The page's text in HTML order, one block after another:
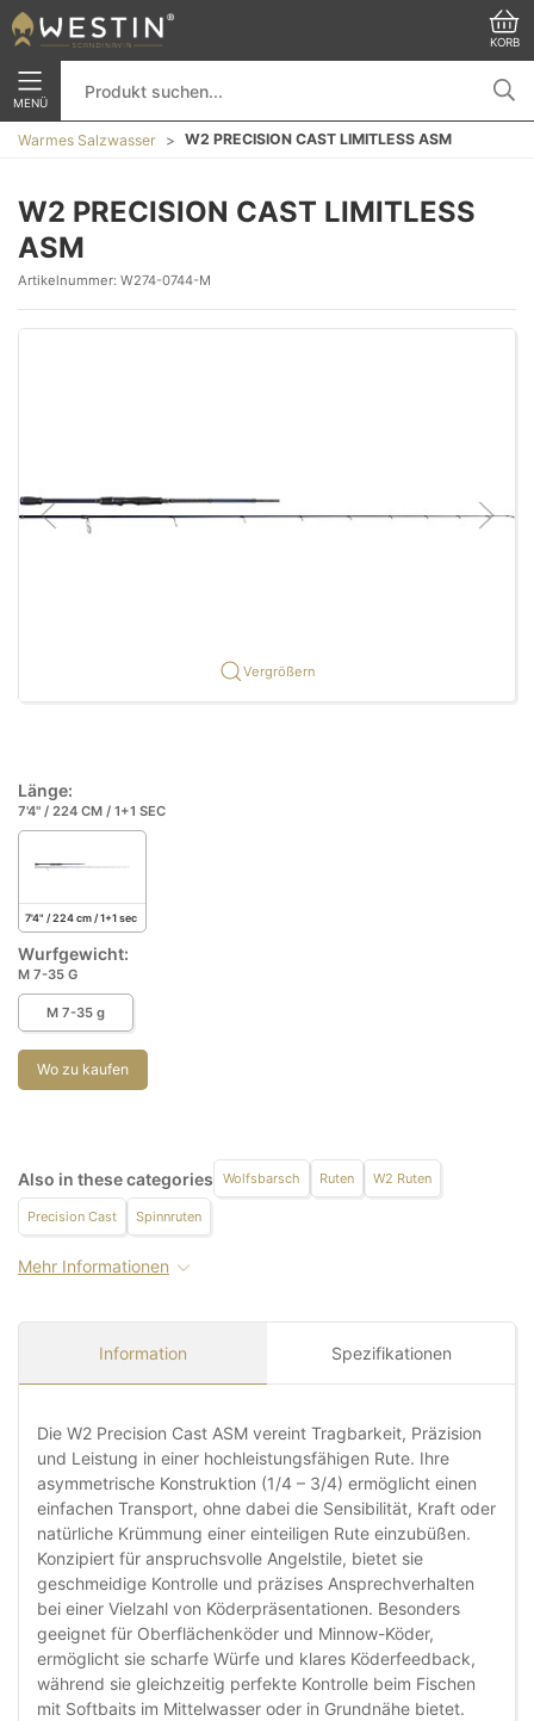
KORB
MENÜ
Warmes Salzwasser W2 PRECISION CAST LIMITLESS ASM
W2 PRECISION CAST LIMITLESS
ASM
Artikelnummer: W274-0744-M
Vergrößern
Länge:
7'4" / 224 CM / 1+1 SEC
7'4" / 224 cm / 1+1 sec
Wurfgewicht:
M 7-35 G
M 7-35 g
Wo zu kaufen
Also in these categories Wolfsbarsch Ruten W2 Ruten
Precision Cast Spinnruten
Mehr Informationen
Information Spezifikationen
Die W2 Precision Cast ASM vereint Tragbarkeit, Präzision
und Leistung in einer hochleistungsfähigen Rute. Ihre
asymmetrische Konstruktion (1/4 – 3/4) ermöglicht einen
einfachen Transport, ohne dabei die Sensibilität, Kraft oder
natürliche Krümmung einer einteiligen Rute einzubüßen.
Konzipiert für anspruchsvolle Angelstile, bietet sie
geschmeidige Kontrolle und präzises Ansprechverhalten
bei einer Vielzahl von Köderpräsentationen. Besonders
geeignet für Oberflächenköder und Minnow-Köder,
ermöglicht sie scharfe Würfe und klares Köderfeedback,
während sie gleichzeitig perfekte Kontrolle beim Fischen
mit Softbaits im Mittelwasser oder in Grundnähe bietet.